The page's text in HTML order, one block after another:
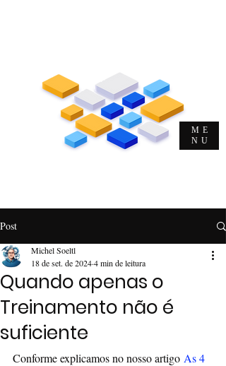
ME
NU
Evangelista da
Alta
Post
Quando apenas o
Treinamento não é
suficiente
Michel Soeltl
18 de set. de 20244 min de leitura
Conforme explicamos no nosso artigo As 4